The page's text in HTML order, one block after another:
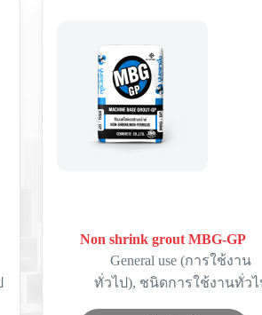
Non shrink grout MBG-GP
General use (การใช้งาน
ทั่วไป), ชนิดการใช้งานทั่วไ